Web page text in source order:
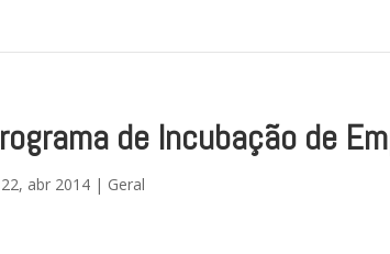
de Incubação de
22, abr 2014 | Geral